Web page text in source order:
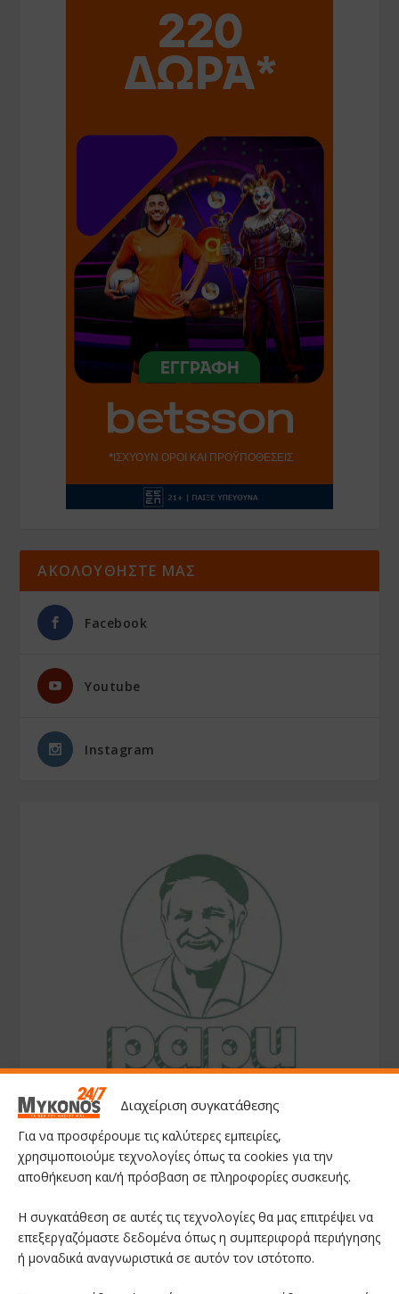
Διαχείριση συγκατάθεσης
Για να προσφέρουμε τις καλύτερες εμπειρίες,
χρησιμοποιούμε τεχνολογίες όπως τα cookies για την
αποθήκευση και/ή πρόσβαση σε πληροφορίες συσκευής.
Η συγκατάθεση σε αυτές τις τεχνολογίες θα μας επιτρέψει να
επεξεργαζόμαστε δεδομένα όπως η συμπεριφορά περιήγησης
ή μοναδικά αναγνωριστικά σε αυτόν τον ιστότοπο.
ΑΚΟΛΟΥΘΗΣΤΕ ΜΑΣ
Facebook
Youtube
Instagram